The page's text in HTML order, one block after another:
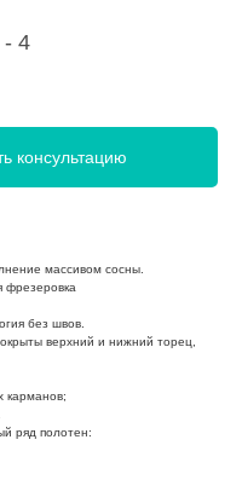
4
консультацию
массивом сосны.
фрезеровка
без швов.
верхний и нижний торец,
карманов;
ряд полотен: